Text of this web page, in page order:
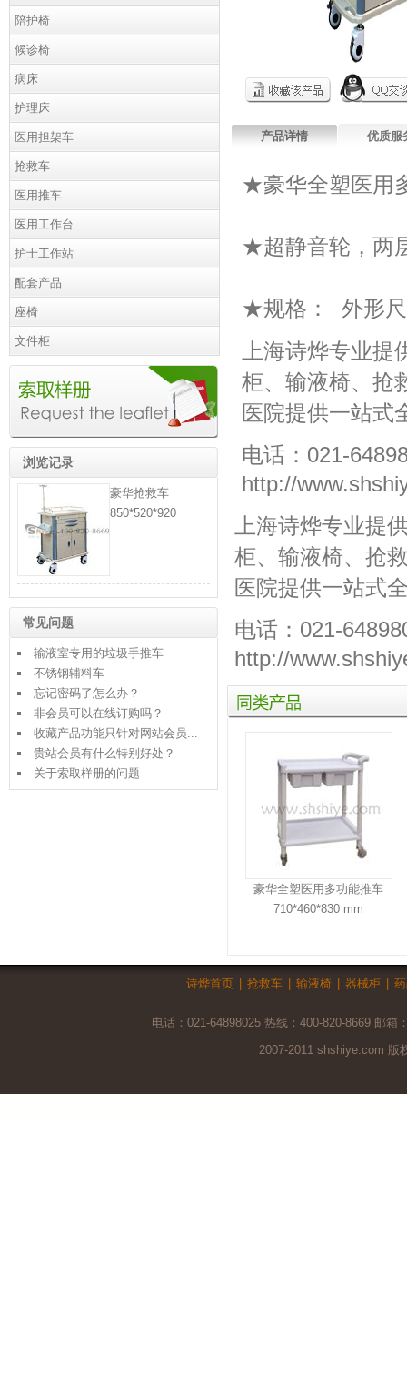
陪护椅
候诊椅
病床
护理床
医用担架车
抢救车
医用推车
医用工作台
护士工作站
配套产品
座椅
文件柜
浏览记录
豪华抢救车
850*520*920
常见问题
输液室专用的垃圾手推车
不锈钢辅料车
忘记密码了怎么办？
非会员可以在线订购吗？
收藏产品功能只针对网站会员...
贵站会员有什么特别好处？
关于索取样册的问题
产品详情 优质服
★豪华全塑医用
★超静音轮，两
★规格： 外形
上海诗烨专业提
柜、 输液椅、 抢
医院提供一站式
电话：021-
http://
上海诗烨专业提
柜、 输液椅、 抢
医院提供一站式
电话：021-
http://
同
类
豪华全塑医用多功能推车
710*460*830 mm
诗烨首页 抢救车 输液椅 器械柜
电话：021-64898025 热线：400-820-8669 邮箱
2007-2011 shshiye.com 版